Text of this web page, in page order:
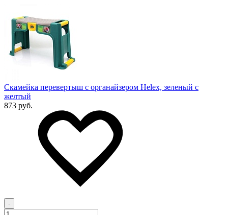
Скамейка перевертыш с органайзером Helex, зеленый с
желтый
873 руб.
-